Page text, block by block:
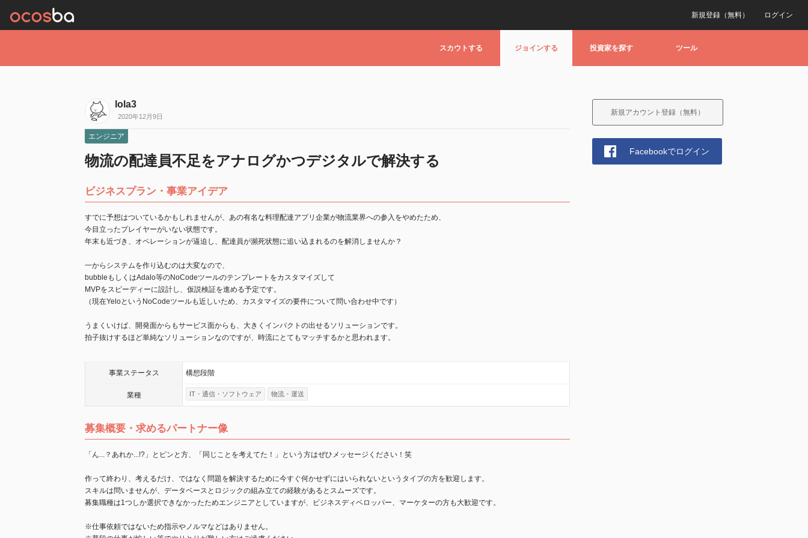
ログイン
新規登録（無料）
スカウトする ジョインする 投資家を探す ツール
lola3
2020年12月9日
エンジニア
物流の配達員不足をアナログかつデジタルで解決する
ビジネスプラン・事業アイデア
すでに予想はついているかもしれませんが、あの有名な料理配達アプリ企業が物流業界への参入をやめたため、
今目立ったプレイヤーがいない状態です。
年末も近づき、オペレーションが逼迫し、配達員が瀕死状態に追い込まれるのを解消しませんか？
一からシステムを作り込むのは大変なので、
bubbleもしくはAdalo等のNoCodeツールのテンプレートをカスタマイズして
MVPをスピーディーに設計し、仮説検証を進める予定です。
（現在YeloというNoCodeツールも近しいため、カスタマイズの要件について問い合わせ中です）
うまくいけば、開発面からもサービス面からも、大きくインパクトの出せるソリューションです。
拍子抜けするほど単純なソリューションなのですが、時流にとてもマッチするかと思われます。
事業ステータス 構想段階
業種 IT・通信・ソフトウェア 物流・運送
募集概要・求めるパートナー像
「ん...？あれか...!?」とピンと方、「同じことを考えてた！」という方はぜひメッセージください！笑
作って終わり、考えるだけ、ではなく問題を解決するために今すぐ何かせずにはいられないというタイプの方を歓迎します。
スキルは問いませんが、データベースとロジックの組み立ての経験があるとスムーズです。
募集職種は1つしか選択できなかったためエンジニアとしていますが、ビジネスディベロッパー、マーケターの方も大歓迎です。
※仕事依頼ではないため指示やノルマなどはありません。
新規アカウント登録（無料）
Facebookでログイン